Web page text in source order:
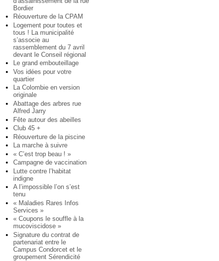
Bordier
Réouverture de la CPAM
Logement pour toutes et
tous ! La municipalité
s’associe au
rassemblement du 7 avril
devant le Conseil régional
Le grand embouteillage
Vos idées pour votre
quartier
La Colombie en version
originale
Abattage des arbres rue
Alfred Jarry
Fête autour des abeilles
Club 45 +
Réouverture de la piscine
La marche à suivre
« C’est trop beau ! »
Campagne de vaccination
Lutte contre l’habitat
indigne
A l’impossible l’on s’est
tenu
« Maladies Rares Infos
Services »
« Coupons le souffle à la
mucoviscidose »
Signature du contrat de
partenariat entre le
Campus Condorcet et le
groupement Sérendicité